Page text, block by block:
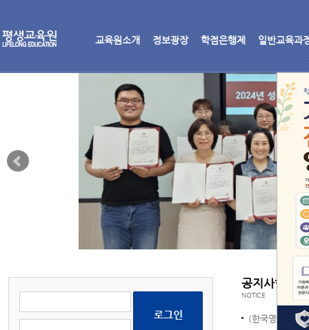
교육원소개 정보광장 학점은행제 일반교육과
공지사항
NOTICE
(한국영유아보